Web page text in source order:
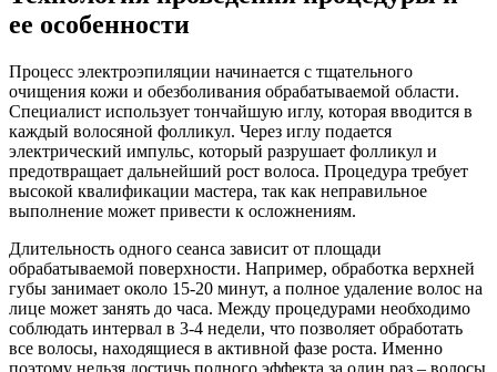
ее особенности
Процесс электроэпиляции начинается с тщательного
очищения кожи и обезболивания обрабатываемой области.
Специалист использует тончайшую иглу, которая вводится в
каждый волосяной фолликул. Через иглу подается
электрический импульс, который разрушает фолликул и
предотвращает дальнейший рост волоса. Процедура требует
высокой квалификации мастера, так как неправильное
выполнение может привести к осложнениям.
Длительность одного сеанса зависит от площади
обрабатываемой поверхности. Например, обработка верхней
губы занимает около 15-20 минут, а полное удаление волос на
лице может занять до часа. Между процедурами необходимо
соблюдать интервал в 3-4 недели, что позволяет обработать
все волосы, находящиеся в активной фазе роста. Именно
поэтому нельзя достичь полного эффекта за один раз – волосы